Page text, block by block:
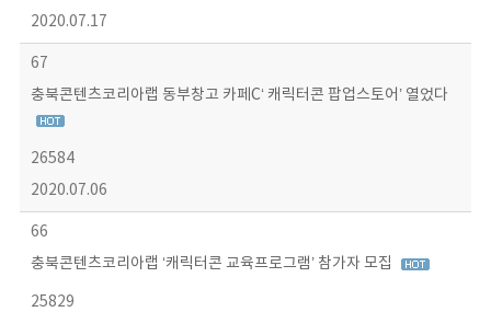
2020.07.17
67
충북콘텐츠코리아랩 동부창고 카페C‘ 캐릭터콘 팝업스토어’ 열었다
26584
2020.07.06
66
충북콘텐츠코리아랩 ‘캐릭터콘 교육프로그램’ 참가자 모집
25829